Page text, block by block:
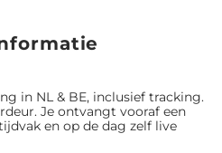
in NL & BE, inclusief tracking.
Je ontvangt vooraf een
en op de dag zelf live